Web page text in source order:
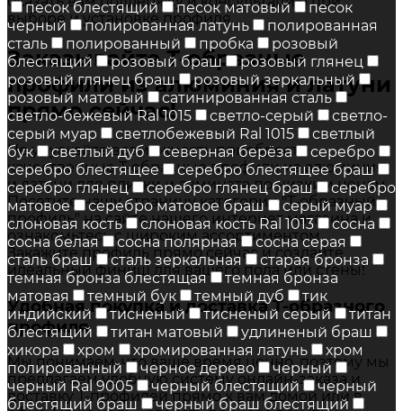
выборе и установке профиля.
Заказывайте Т-образные
профили из алюминия и латуни
прямо сейчас!
Не упускайте возможность приобрести
качественные Т-образные профили из алюминия
и латуни для плитки и ламината по низким ценам.
Посетите нашу страницу категории "Т-образный
профиль" на сайте нашего интернет магазина и
ознакомьтесь с широким ассортиментом.
Закажите профиль прямо сейчас и создайте
идеальный финиш для вашего пола или стены!
Удобная покупка и доставка Т-образного
профиля
Мы понимаем, что ваше время ценно, поэтому мы
предлагаем удобную систему онлайн-заказа и
доставку Т-профилей прямо к вам домой или в
песок блестящий
песок матовый
песок
черный
полированная латунь
полированная
сталь
полированный пробка
розовый
блестящий
розовый браш
розовый глянец
розовый глянец браш
розовый зеркальный
розовый матовый
сатинированная сталь
светло-бежевый Ral 1015
светло-серый
светло-
серый муар
светлобежевый Ral 1015
светлый
бук
светлый дуб северная берёза
серебро
серебро блестящее
серебро блестящее браш
серебро глянец
серебро глянец браш
серебро
матовое
серебро матовое браш
серый муар
слоновая кость
слоновая кость Ral 1013
сосна
сосна белая
сосна полярная
сосна серая
сталь браш
сталь зеркальная
старая бронза
темная бронза блестящая
темная бронза
матовая
темный бук темный дуб
тик
индийский
тисненый тисненый серый
титан
блестящий
титан матовый
удлиненый браш
хикора
хром хромированная латунь
хром
полированный
черное дерево
черный
черный Ral 9005
черный блестящий
черный
блестящий браш
черный браш блестящий